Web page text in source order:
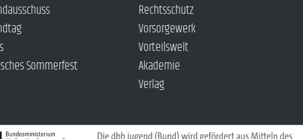
Sommerfest
Rechtsschutz
Vorsorgewerk
Vorteilswelt
Akademie
Verlag